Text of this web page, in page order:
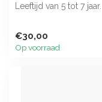
Leeftijd van 5 tot 7 jaar.
€30,00
Op voorraad